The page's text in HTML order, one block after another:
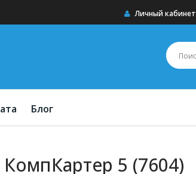
Личный кабинет
Блог
5 (7604)